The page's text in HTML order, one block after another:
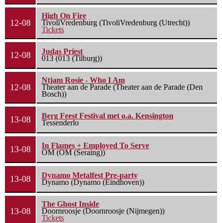
12-08
High On Fire
TivoliVredenburg (TivoliVredenburg (Utrecht))
Tickets
12-08
Judas Priest
013 (013 (Tilburg))
12-08
Ntjam Rosie - Who I Am
Theater aan de Parade (Theater aan de Parade (Den
Bosch))
13-08
Berg Feest Festival met o.a. Kensington
Tessenderlo
13-08
In Flames + Employed To Serve
OM (OM (Seraing))
13-08
Dynamo Metalfest Pre-party
Dynamo (Dynamo (Eindhoven))
13-08
The Ghost Inside
Doornroosje (Doornroosje (Nijmegen))
Tickets